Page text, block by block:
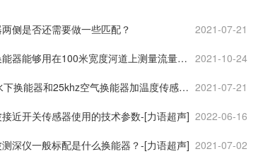
侧是否还需要做一些匹配？ 2021-07-21
器能够用在100米宽度河道上测量流量？-
2021-10-24
下换能器和25khz空气换能器加温度传感
2021-07-21
近开关传感器使用的技术参数-[力语超声] 2022-06-16
深仪一般标配是什么换能器？-[力语超声] 2021-07-02